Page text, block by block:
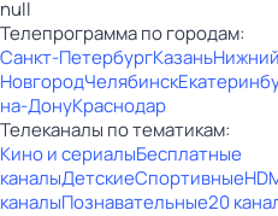
null
Телепрограмма по городам:
Санкт-ПетербургКазаньНижний
НовгородЧелябинск
на-ДонуКраснодар
Телеканалы по тематикам:
Кино и сериалыБесплатные
каналыДетскиеСпортивныеHD
каналыПознавательные20